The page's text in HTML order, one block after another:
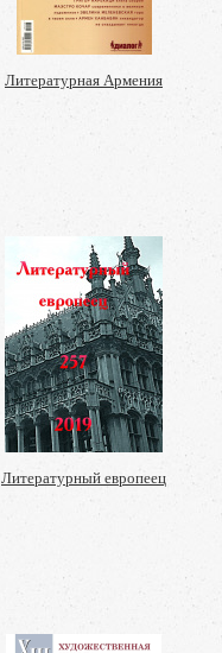
Литературная Армения
Литературный европеец